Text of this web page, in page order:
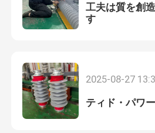
空気線隔熱器
エポキシガラス繊維の棒
工夫は質を創
す
2025-08-27
ティド・パワ